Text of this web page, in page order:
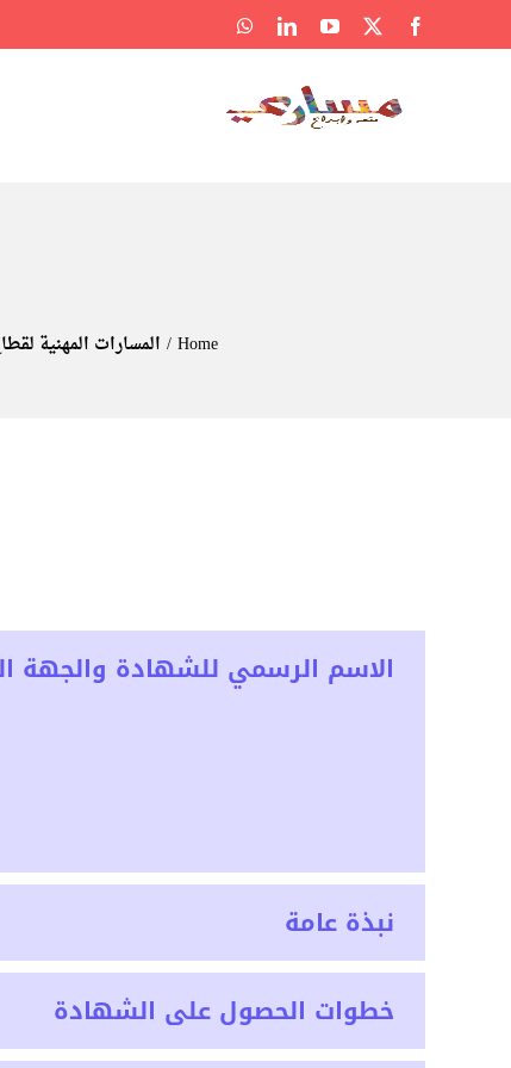
Facebook
X
YouTube
LinkedIn
WhatsApp
Home المسارات المهنية
الاسم الرسمي للشهادة والجهة
نبذة عامة
خطوات الحصول على الشهادة